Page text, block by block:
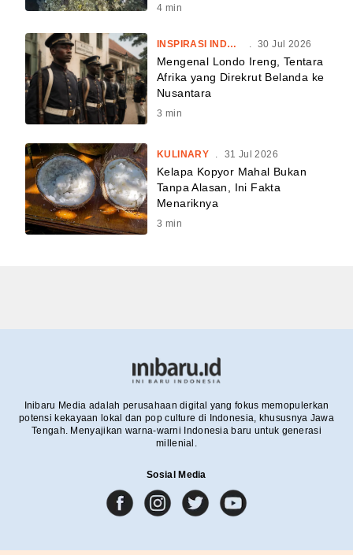
4 min
INSPIRASI INDONESIA 30 Jul 2026
Mengenal Londo Ireng, Tentara
Afrika yang Direkrut Belanda ke
Nusantara
3 min
KULINARY . 31 Jul 2026
Kelapa Kopyor Mahal Bukan
Tanpa Alasan, Ini Fakta
Menariknya
3 min
Inibaru Media adalah perusahaan digital yang fokus memopulerkan
potensi kekayaan lokal dan pop culture di Indonesia, khususnya Jawa
Tengah. Menyajikan warna-warni Indonesia baru untuk generasi
millenial.
Sosial Media